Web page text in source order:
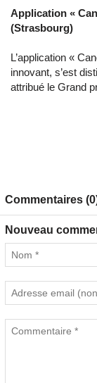
Application «
(Strasbourg)
L’application «
innovant, s’est
attribué le Grand
Commentaires
Nouveau